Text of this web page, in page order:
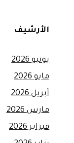
الأرشيف
يونيو 2026
مايو 2026
أبريل 2026
مارس 2026
فبراير 2026